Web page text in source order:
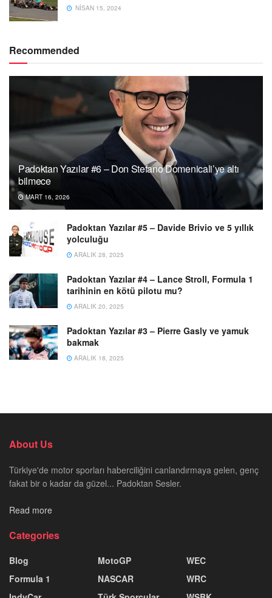
NISAN 15, 2024
Recommended
Padoktan Yazılar #6 – Don Stefano Domenicali’ye altı
bilmece
MART 16, 2026
Padoktan Yazılar #5 – Davide Brivio ve 5 yıllık
yolculuğu
ARALIK 28, 2025
Padoktan Yazılar #4 – Lance Stroll, Formula 1
tarihinin en kötü pilotu mu?
ARALIK 20, 2025
Padoktan Yazılar #3 – Pierre Gasly ve yamuk
bakmak
ARALIK 18, 2025
About Us
Türkiye'de motor sporları haberciliğini canlandırmaya gelen, genç
fakat bir o kadar da güzel... Padoktan Sesler.
Read more
Categories
Blog
Formula 1
MotoGP
NASCAR
WEC
WRC